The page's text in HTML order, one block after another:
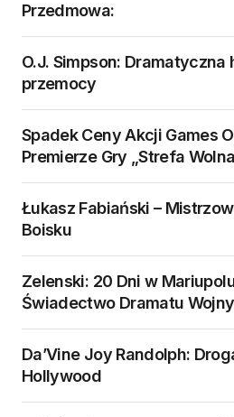
Przedmowa:
O.J. Simpson: Dramatyczna
przemocy
Spadek Ceny Akcji Games
Premierze Gry „Strefa
Łukasz Fabiański –
Boisku
Zelenski: 20 Dni w
Świadectwo Dramatu Wojny
Da’Vine Joy Randolph:
Hollywood